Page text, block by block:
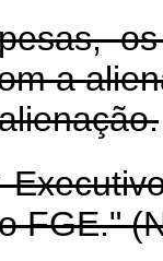
os
a
FGE."